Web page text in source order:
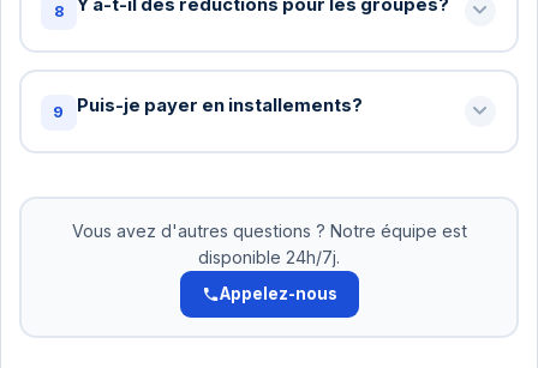
possible pour accommoder.
8 Y a-t-il des réductions pour les groupes?
Oui! Pour les groupes de 10+ personnes, nous
offrons des tarifs spéciaux. Contactez-nous pour
9 Puis-je payer en installements?
nous acceptons le paiement en 2-3 versements.
Pas d'intérêts. Organisez cela avec notre équipe.
Vous avez d'autres questions ? Notre équipe est
disponible 24h/7j.
Appelez-nous